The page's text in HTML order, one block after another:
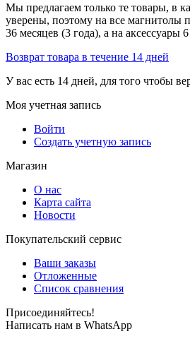
Мы предлагаем только те товары, в
уверены, поэтому на все магнитолы
36 месяцев (3 года), а на аксессуары
Возврат товара в течение 14 дней
У вас есть 14 дней, для того чтобы
Моя учетная запись
Войти
Создать учетную запись
Магазин
О нас
Карта сайта
Новости
Покупательский сервис
Ваши заказы
Отложенные
Список сравнения
Присоединяйтесь!
Написать нам в WhatsApp